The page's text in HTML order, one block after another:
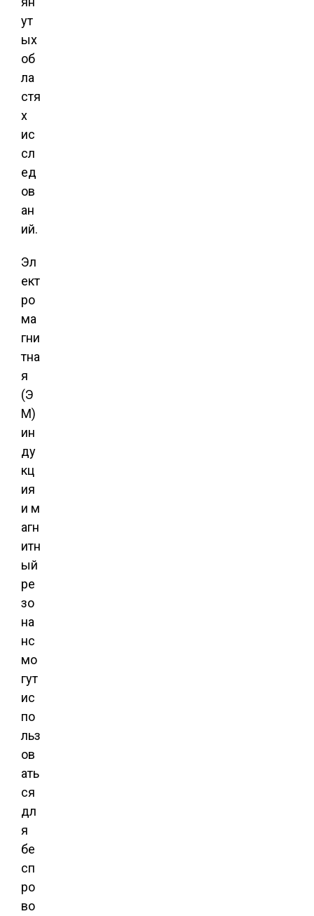
ут
ых
об
ла
стя
х
ис
сл
ед
ов
ан
ий.
Эл
ект
ро
ма
гни
тна
я
(Э
М)
ин
ду
кц
ия
и м
агн
итн
ый
ре
зо
на
нс
мо
гут
ис
по
льз
ов
ать
ся
дл
я
бе
сп
ро
во